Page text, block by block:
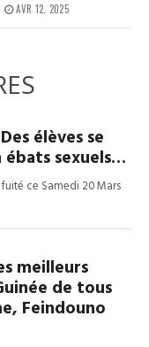
AVR 12, 2025